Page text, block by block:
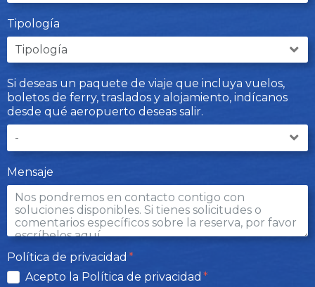
Tipología
Si deseas un paquete de viaje que incluya vuelos,
boletos de ferry, traslados y alojamiento, indícanos
desde qué aeropuerto deseas salir.
Mensaje
Política de privacidad
Acepto la Política de privacidad